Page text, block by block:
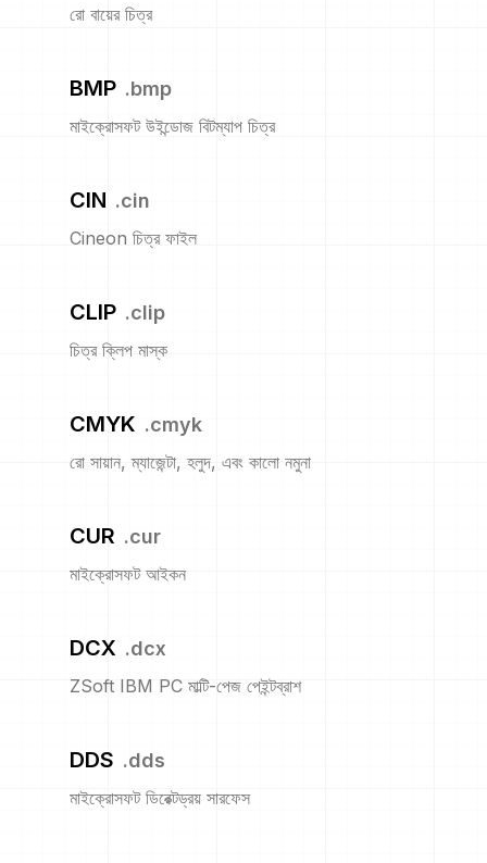
রো বায়ের চিত্র
BMP .bmp
মাইক্রোসফট উইন্ডোজ বিটম্যাপ চিত্র
CIN .cin
Cineon চিত্র ফাইল
CLIP .clip
চিত্র ক্লিপ মাস্ক
CMYK .cmyk
রো সায়ান, ম্যাজেন্টা, হলুদ, এবং কালো নমুনা
CUR .cur
মাইক্রোসফট আইকন
DCX .dcx
ZSoft IBM PC মাল্টি-পেজ পেইন্টব্রাশ
DDS .dds
মাইক্রোসফট ডিরেক্টড্রয় সারফেস